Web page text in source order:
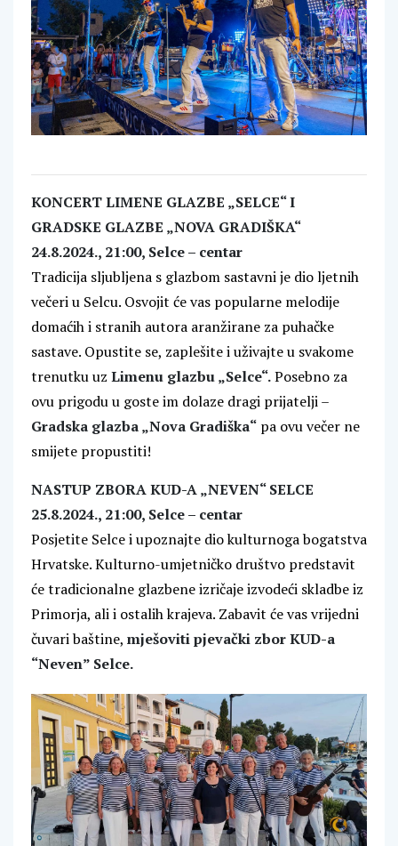
KONCERT LIMENE GLAZBE „SELCE“ I
GRADSKE GLAZBE „NOVA GRADIŠKA“
24.8.2024., 21:00, Selce – centar
Tradicija sljubljena s glazbom sastavni je dio ljetnih
večeri u Selcu. Osvojit će vas popularne melodije
domaćih i stranih autora aranžirane za puhačke
sastave. Opustite se, zaplešite i uživajte u svakome
trenutku uz Limenu glazbu „Selce“.Posebno za
ovu prigodu u goste im dolaze dragi prijatelji –
Gradska glazba „Nova Gradiška“ pa ovu večer ne
smijete propustiti!
NASTUP ZBORA KUD-A „NEVEN“ SELCE
25.8.2024., 21:00, Selce – centar
Posjetite Selce i upoznajte dio kulturnoga bogatstva
Hrvatske. Kulturno-umjetničko društvo predstavit
će tradicionalne glazbene izričaje izvodeći skladbe iz
Primorja, ali i ostalih krajeva. Zabavit će vas vrijedni
čuvari baštine, mješoviti pjevački zbor KUD-a
“Neven” Selce.